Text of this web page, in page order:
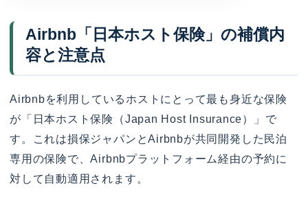
Airbnb「日本ホスト保険」の補償内
容と注意点
Airbnbを利用しているホストにとって最も身近な保険
が「日本ホスト保険（Japan Host Insurance）」で
す。これは損保ジャパンとAirbnbが共同開発した民泊
専用の保険で、Airbnbプラットフォーム経由の予約に
対して自動適用されます。